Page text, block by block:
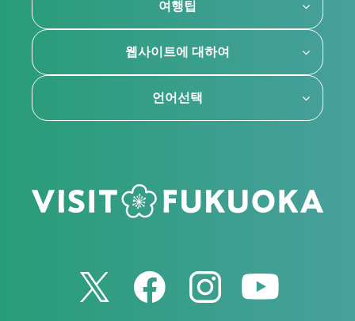
여행팁
웹사이트에 대하여
언어선택